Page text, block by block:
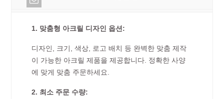
1. 맞춤형 아크릴 디자인 옵션:
디자인, 크기, 색상, 로고 배치 등 완벽한 맞춤 제작
이 가능한 아크릴 제품을 제공합니다. 정확한 사양
에 맞게 맞춤 주문하세요.
2. 최소 주문 수량: